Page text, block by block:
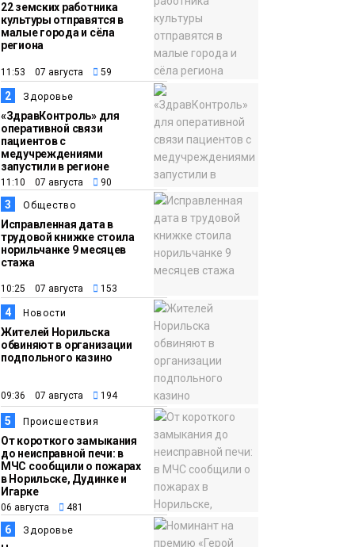
16:39
06 августа
Фонд «Наш Норильск»
запускает осеннюю
кампанию по
поддержке
соцпроектов
15:57
06 августа
Новости
Первый юбилей
«Башни» отпразднуют
в Норильске: гостей
ждут фестиваль,
квест и многое другое
15:15
06 августа
Образование
Как устроено
школьное питание в
Норильске: льготы,
меню и порядок
оплаты
22 земских работника
культуры отправятся в
малые города и сёла
региона
11:53 07 августа 59
2 Здоровье
«ЗдравКонтроль» для
оперативной связи
пациентов с
медучреждениями
запустили в регионе
11:10 07 августа 90
3 Общество
Исправленная дата в
трудовой книжке стоила
норильчанке 9 месяцев
стажа
10:25 07 августа 153
4 Новости
Жителей Норильска
обвиняют в организации
подпольного казино
09:36 07 августа 194
5 Происшествия
От короткого замыкания
до неисправной печи: в
МЧС сообщили о пожарах
в Норильске, Дудинке и
Игарке
06 августа 481
6 Здоровье